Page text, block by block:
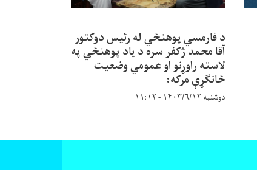
د فارمسي پوهنځي له رئیس دوکتور
آقا محمد ژکفر سره د یاد پوهنځي په
لاسته راوړنو او عمومي وضعیت
ځانګړې مرکه:
دوشنبه ۱۴۰۳/۶/۱۲ - ۱۱:۱۲